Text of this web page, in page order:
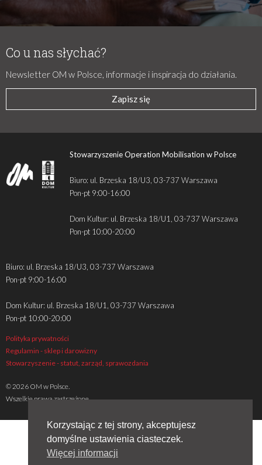
Co u nas słychać?
Newsletter OM w Polsce, informacje i inspiracja do działania.
Zapisz się
Stowarzyszenie Operation Mobilisation w Polsce
Biuro: ul. Brzeska 18/U3, 03-737 Warszawa
Pon-pt 9:00-16:00
Dom Kultur: ul. Brzeska 18/U1, 03-737 Warszawa
Pon-pt 10:00-20:00
Biuro: ul. Brzeska 18/U3, 03-737 Warszawa
Pon-pt 9:00-16:00
Dom Kultur: ul. Brzeska 18/U1, 03-737 Warszawa
Pon-pt 10:00-20:00
Polityka prywatności
Regulamin - sklep i darowizny
Stowarzyszenie - statut, zarząd, sprawozdania
© 2026 OM w Polsce.
Wszelkie prawa zastrzeżone
Korzystając z tej strony, akceptujesz
domyślne ustawienia ciasteczek.
Więcej informacji